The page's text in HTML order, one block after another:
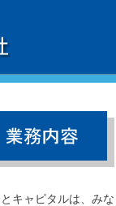
キャピタルは、み